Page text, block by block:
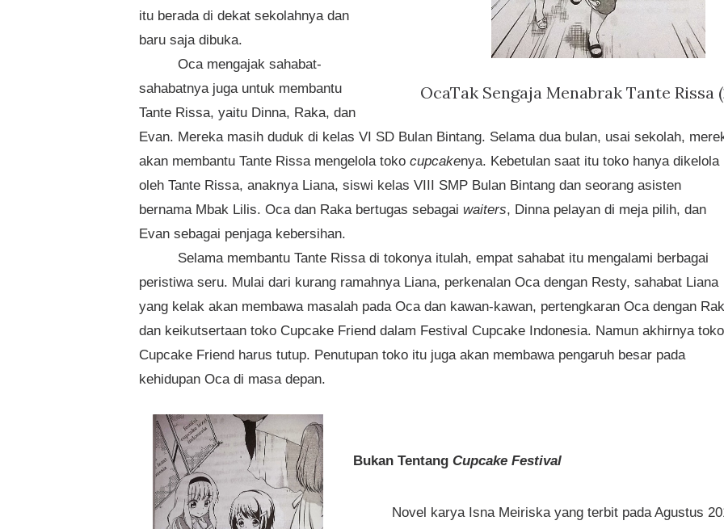
OcaTak Sengaja Menabrak Tante Rissa
itu berada di dekat sekolahnya dan
baru saja dibuka.
Oca mengajak sahabat-
sahabatnya juga untuk membantu
Tante Rissa, yaitu Dinna, Raka, dan
Evan. Mereka masih duduk di kelas VI SD Bulan Bintang. Selama dua bulan, usai sekolah,
akan membantu Tante Rissa mengelola toko cupcakenya. Kebetulan saat itu toko hanya dikelola
oleh Tante Rissa, anaknya Liana, siswi kelas VIII SMP Bulan Bintang dan seorang asisten
bernama Mbak Lilis. Oca dan Raka bertugas sebagai waiters, Dinna pelayan di meja pilih, dan
Evan sebagai penjaga kebersihan.
Selama membantu Tante Rissa di tokonya itulah, empat sahabat itu mengalami berbagai
peristiwa seru. Mulai dari kurang ramahnya Liana, perkenalan Oca dengan Resty, sahabat Liana
yang kelak akan membawa masalah pada Oca dan kawan-kawan, pertengkaran Oca dengan
dan keikutsertaan toko Cupcake Friend dalam Festival Cupcake Indonesia. Namun akhirnya toko
Cupcake Friend harus tutup. Penutupan toko itu juga akan membawa pengaruh besar pada
kehidupan Oca di masa depan.
Bukan Tentang Cupcake Festival
Novel karya Isna Meiriska yang terbit pada Agustus